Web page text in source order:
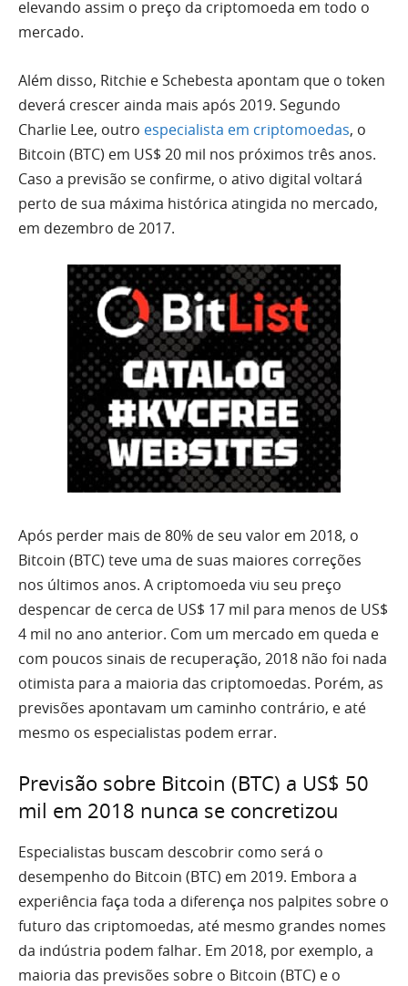
elevando assim o preço da criptomoeda em todo o
mercado.
Além disso, Ritchie e Schebesta apontam que o token
deverá crescer ainda mais após 2019. Segundo
Charlie Lee, outro especialista em criptomoedas, o
Bitcoin (BTC) em US$ 20 mil nos próximos três anos.
Caso a previsão se confirme, o ativo digital voltará
perto de sua máxima histórica atingida no mercado,
em dezembro de 2017.
Após perder mais de 80% de seu valor em 2018, o
Bitcoin (BTC) teve uma de suas maiores correções
nos últimos anos. A criptomoeda viu seu preço
despencar de cerca de US$ 17 mil para menos de US$
4 mil no ano anterior. Com um mercado em queda e
com poucos sinais de recuperação, 2018 não foi nada
otimista para a maioria das criptomoedas. Porém, as
previsões apontavam um caminho contrário, e até
mesmo os especialistas podem errar.
Previsão sobre Bitcoin (BTC) a US$ 50
mil em 2018 nunca se concretizou
Especialistas buscam descobrir como será o
desempenho do Bitcoin (BTC) em 2019. Embora a
experiência faça toda a diferença nos palpites sobre o
futuro das criptomoedas, até mesmo grandes nomes
da indústria podem falhar. Em 2018, por exemplo, a
maioria das previsões sobre o Bitcoin (BTC) e o